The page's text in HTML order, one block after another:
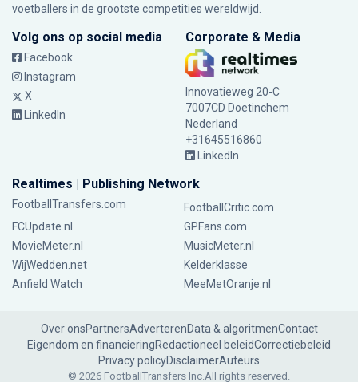
voetballers in de grootste competities wereldwijd.
Volg ons op social media
Facebook
Instagram
X
LinkedIn
Corporate & Media
Innovatieweg 20-C
7007CD Doetinchem
Nederland
+31645516860
LinkedIn
Realtimes | Publishing Network
FootballTransfers.com
FootballCritic.com
FCUpdate.nl
GPFans.com
MovieMeter.nl
MusicMeter.nl
WijWedden.net
Kelderklasse
Anfield Watch
MeeMetOranje.nl
Over onsPartnersAdverterenData & algoritmenContact
Eigendom en financieringRedactioneel beleidCorrectiebeleid
Privacy policyDisclaimerAuteurs
© 2026 FootballTransfers Inc.All rights reserved.